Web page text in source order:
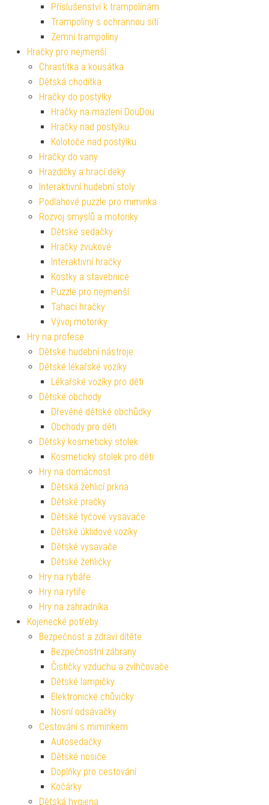
Příslušenství k trampolínám
Trampolíny s ochrannou sítí
Zemní trampolíny
Hračky pro nejmenší
Chrastítka a kousátka
Dětská chodítka
Hračky do postýlky
Hračky na mazlení DouDou
Hračky nad postýlku
Kolotoče nad postýlku
Hračky do vany
Hrazdičky a hrací deky
Interaktivní hudební stoly
Podlahové puzzle pro miminka
Rozvoj smyslů a motoriky
Dětské sedačky
Hračky zvukové
Interaktivní hračky
Kostky a stavebnice
Puzzle pro nejmenší
Tahací hračky
Vývoj motoriky
Hry na profese
Dětské hudební nástroje
Dětské lékařské vozíky
Lékařské vozíky pro děti
Dětské obchody
Dřevěné dětské obchůdky
Obchody pro děti
Dětský kosmetický stolek
Kosmetický stolek pro děti
Hry na domácnost
Dětská žehlicí prkna
Dětské pračky
Dětské tyčové vysavače
Dětské úklidové vozíky
Dětské vysavače
Dětské žehličky
Hry na rybáře
Hry na rytíře
Hry na zahradníka
Kojenecké potřeby
Bezpečnost a zdraví dítěte
Bezpečnostní zábrany
Čističky vzduchu a zvlhčovače
Dětské lampičky
Elektronické chůvičky
Nosní odsávačky
Cestování s miminkem
Autosedačky
Dětské nosiče
Doplňky pro cestování
Kočárky
Dětská hygiena